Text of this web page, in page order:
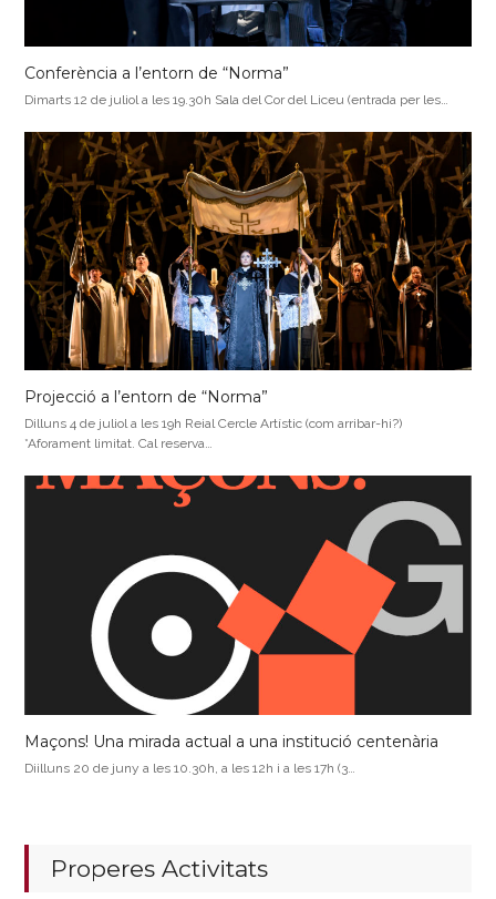
Conferència a l’entorn de “Norma”
Dimarts 12 de juliol a les 19.30h Sala del Cor del Liceu (entrada per les…
Projecció a l’entorn de “Norma”
Dilluns 4 de juliol a les 19h Reial Cercle Artístic (com arribar-hi?)
*Aforament limitat. Cal reserva…
Maçons! Una mirada actual a una institució centenària
Diilluns 20 de juny a les 10.30h, a les 12h i a les 17h (3…
Properes Activitats